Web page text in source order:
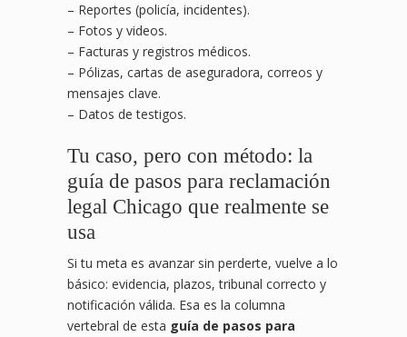
– Reportes (policía, incidentes).
– Fotos y videos.
– Facturas y registros médicos.
– Pólizas, cartas de aseguradora, correos y
mensajes clave.
– Datos de testigos.
Tu caso, pero con método: la
guía de pasos para reclamación
legal Chicago que realmente se
usa
Si tu meta es avanzar sin perderte, vuelve a lo
básico: evidencia, plazos, tribunal correcto y
notificación válida. Esa es la columna
vertebral de esta guía de pasos para